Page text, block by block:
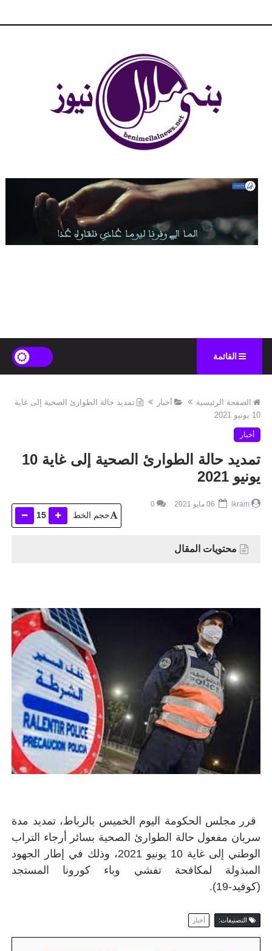
القائمة
الصفحة الرئيسية أخبار
تمديد حالة الطوارئ الصحية إلى غاية
10 يونيو 2021
أخبار
تمديد حالة الطوارئ الصحية إلى غاية 10
يونيو 2021
ikram
0
حجم الخط 15
محتويات المقال
قرر مجلس الحكومة اليوم الخميس بالرباط، تمديد مدة
سريان مفعول حالة الطوارئ الصحية بسائر أرجاء التراب
الوطني إلى غاية 10 يونيو 2021، وذلك في إطار الجهود
المبذولة لمكافحة تفشي وباء كورونا المستجد
(كوفيد-19).
التصنيفات: أخبار